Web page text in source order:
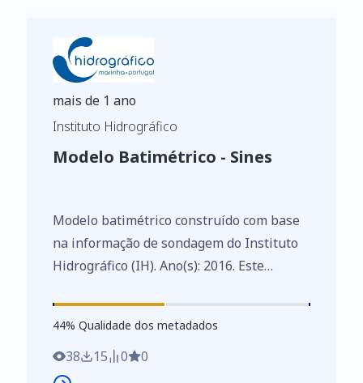
mais de 1 ano
Instituto Hidrográfico
Modelo Batimétrico - Sines
Modelo batimétrico construído com base
na informação de sondagem do Instituto
Hidrográfico (IH). Ano(s): 2016. Este
de Dados de Elevado Valor/HVD
identificados de acordo com o
Regulamento de Execução n.º 2023/138 da
Diretiva (UE) 2019/1024, relativa aos
44%
44% Qualidade dos metadados
38 15 0 0